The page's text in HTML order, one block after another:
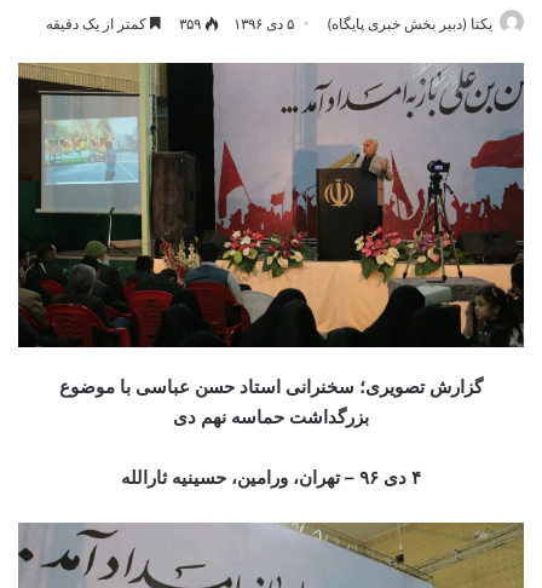
یکتا (دبیر بخش خبری پایگاه) ۵ دی ۱۳۹۶ ۳۵۹ کمتر از یک دقیقه
گزارش تصویری؛ سخنرانی استاد حسن عباسی با موضوع
بزرگداشت حماسه نهم دی
۴ دی ۹۶ – تهران، ورامین، حسینیه ثارالله